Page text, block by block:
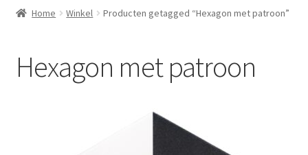
Mozaïekvellen
Contact
Home Winkel Producten getagged “Hexagon met patroon”
Hexagon met patroon